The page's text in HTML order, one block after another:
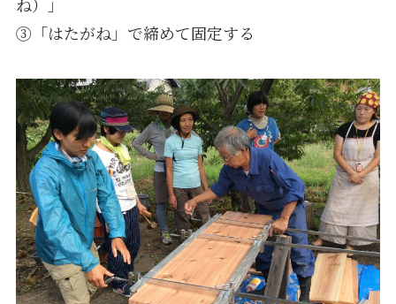
③「はたがね」で締めて固定する